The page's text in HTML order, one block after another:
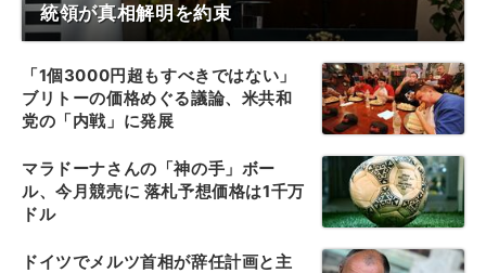
統領が真相解明を約束
「1個3000円超もすべきではない」
ブリトーの価格めぐる議論、米共和
党の「内戦」に発展
マラドーナさんの「神の手」ボー
ル、今月競売に 落札予想価格は1千万
ドル
ドイツでメルツ首相が辞任計画と主